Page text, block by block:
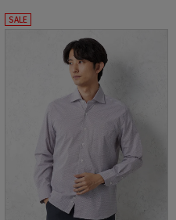
SALE